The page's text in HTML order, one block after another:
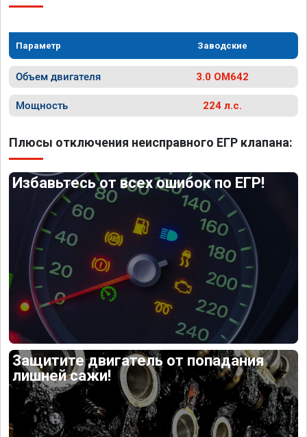
Параметр Заводские
Объем двигателя 3.0 OM642
Мощность 224 л.с.
Плюсы отключения неисправного ЕГР клапана:
Избавьтесь от всех ошибок по ЕГР!
Защитите двигатель от попадания
лишней сажи!